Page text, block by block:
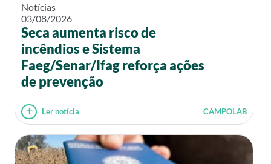
Notícias
03/08/2026
Seca aumenta risco de
incêndios e Sistema
Faeg/Senar/Ifag reforça ações
de prevenção
Ler notícia CAMPOLAB